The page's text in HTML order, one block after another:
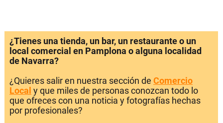
¿Tienes una tienda, un bar, un restaurante o un
local comercial en Pamplona o alguna localidad
de Navarra?
¿Quieres salir en nuestra sección de Comercio
Local y que miles de personas conozcan todo lo
que ofreces con una noticia y fotografías hechas
por profesionales?